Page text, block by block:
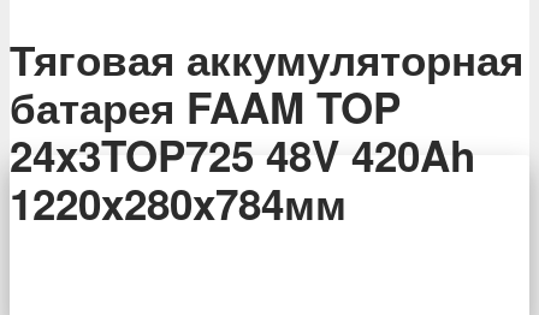
Тяговая аккумуляторная
батарея FAAM TOP
24x3TOP725 48V 420Ah
1220x280x784мм